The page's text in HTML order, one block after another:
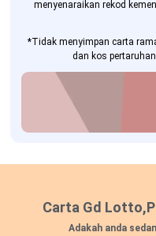
menyenaraikan rekod
*Tidak menyimpan carta
dan kos
Carta Gd
Adakah anda